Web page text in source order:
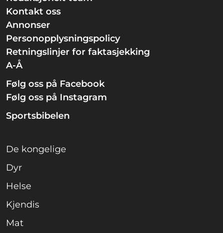
Kontakt oss
Annonser
Personopplysningspolicy
Retningslinjer for faktasjekking
A-Å
Følg oss på Facebook
Følg oss på Instagram
Sportsbibelen
De kongelige
Dyr
Helse
Kjendis
Mat